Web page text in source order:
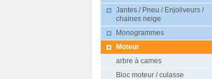
Jantes / Pneu / Enjoliveurs /
chaines neige
Monogrammes
Moteur
arbre à cames
Bloc moteur / culasse